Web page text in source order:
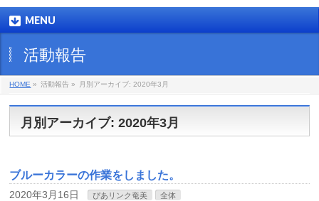
MENU
活動報告
HOME » 活動報告 » 月別アーカイブ: 2020年3月
月別アーカイブ: 2020年3月
ブルーカラーの作業をしました。
2020年3月16日 ぴあリンク奄美 全体